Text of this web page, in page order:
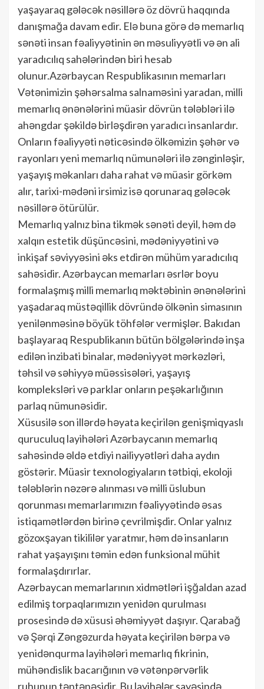
yaşayaraq gələcək nəsillərə öz dövrü haqqında
danışmağa davam edir. Elə buna görə də memarlıq
sənəti insan fəaliyyətinin ən məsuliyyətli və ən ali
yaradıcılıq sahələrindən biri hesab
olunur.Azərbaycan Respublikasının memarları
Vətənimizin şəhərsalma salnaməsini yaradan, milli
memarlıq ənənələrini müasir dövrün tələbləri ilə
ahəngdar şəkildə birləşdirən yaradıcı insanlardır.
Onların fəaliyyəti nəticəsində ölkəmizin şəhər və
rayonları yeni memarlıq nümunələri ilə zənginləşir,
yaşayış məkanları daha rahat və müasir görkəm
alır, tarixi-mədəni irsimiz isə qorunaraq gələcək
nəsillərə ötürülür.
Memarlıq yalnız bina tikmək sənəti deyil, həm də
xalqın estetik düşüncəsini, mədəniyyətini və
inkişaf səviyyəsini əks etdirən mühüm yaradıcılıq
sahəsidir. Azərbaycan memarları əsrlər boyu
formalaşmış milli memarlıq məktəbinin ənənələrini
yaşadaraq müstəqillik dövründə ölkənin simasının
yenilənməsinə böyük töhfələr vermişlər. Bakıdan
başlayaraq Respublikanın bütün bölgələrində inşa
edilən inzibati binalar, mədəniyyət mərkəzləri,
təhsil və səhiyyə müəssisələri, yaşayış
kompleksləri və parklar onların peşəkarlığının
parlaq nümunəsidir.
Xüsusilə son illərdə həyata keçirilən genişmiqyaslı
quruculuq layihələri Azərbaycanın memarlıq
sahəsində əldə etdiyi nailiyyətləri daha aydın
göstərir. Müasir texnologiyaların tətbiqi, ekoloji
tələblərin nəzərə alınması və milli üslubun
qorunması memarlarımızın fəaliyyətində əsas
istiqamətlərdən birinə çevrilmişdir. Onlar yalnız
gözoxşayan tikililər yaratmır, həm də insanların
rahat yaşayışını təmin edən funksional mühit
formalaşdırırlar.
Azərbaycan memarlarının xidmətləri işğaldan azad
edilmiş torpaqlarımızın yenidən qurulması
prosesində də xüsusi əhəmiyyət daşıyır. Qarabağ
və Şərqi Zəngəzurda həyata keçirilən bərpa və
yenidənqurma layihələri memarlıq fikrinin,
mühəndislik bacarığının və vətənpərvərlik
ruhunun təntənəsidir. Bu layihələr sayəsində